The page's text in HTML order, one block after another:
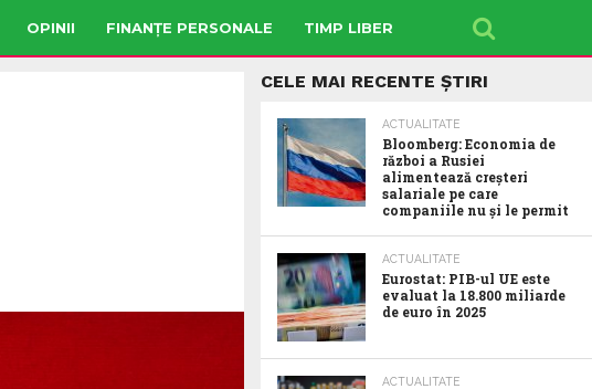
OPINII FINANȚE PERSONALE TIMP LIBER
CELE MAI RECENTE ȘTIRI
ACTUALITATE
Bloomberg: Economia de
război a Rusiei
alimentează creșteri
salariale pe care
companiile nu și le permit
ACTUALITATE
Eurostat: PIB-ul UE este
evaluat la 18.800 miliarde
de euro în 2025
ACTUALITATE